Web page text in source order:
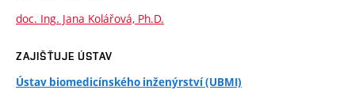
doc. Ing. Jana Kolářová, Ph.D.
ZAJIŠŤUJE ÚSTAV
Ústav biomedicínského inženýrství (UBMI)